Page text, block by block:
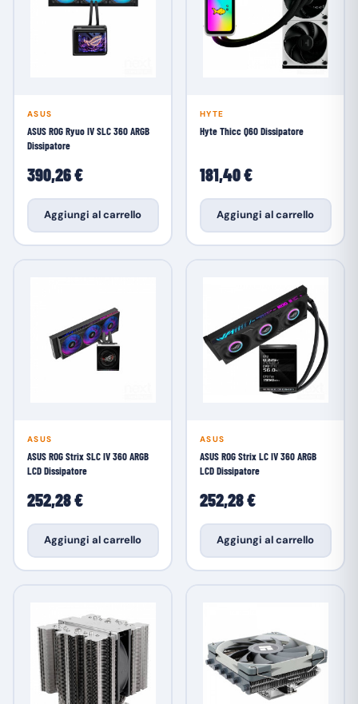
ASUS
ASUS ROG Ryuo IV SLC 360 ARGB
Dissipatore
390,26 €
Aggiungi al carrello
HYTE
Hyte Thicc Q60 Dissipatore
181,40 €
Aggiungi al carrello
ASUS
ASUS ROG Strix SLC IV 360 ARGB
LCD Dissipatore
252,28 €
Aggiungi al carrello
ASUS
ASUS ROG Strix LC IV 360 ARGB
LCD Dissipatore
252,28 €
Aggiungi al carrello